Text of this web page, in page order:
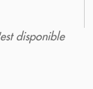
disponible